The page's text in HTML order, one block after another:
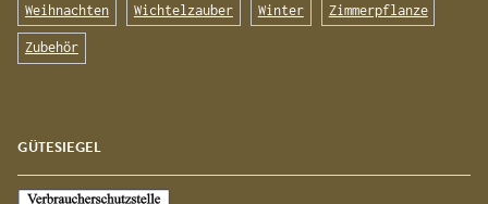
Weihnachten Wichtelzauber Winter Zimmerpflanze
Zubehör
GÜTESIEGEL